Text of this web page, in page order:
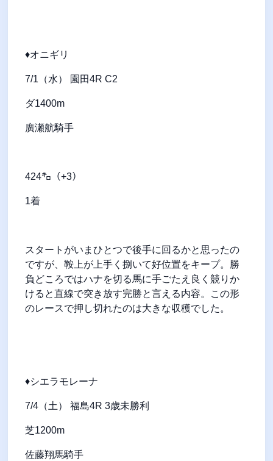
♦オニギリ
7/1（水） 園田4R C2
ダ1400m
廣瀬航騎手
424㌔（+3）
1着
スタートがいまひとつで後手に回るかと思ったの
ですが、鞍上が上手く捌いて好位置をキープ。勝
負どころではハナを切る馬に手ごたえ良く競りか
けると直線で突き放す完勝と言える内容。この形
のレースで押し切れたのは大きな収穫でした。
♦シエラモレーナ
7/4（土） 福島4R 3歳未勝利
芝1200m
佐藤翔馬騎手